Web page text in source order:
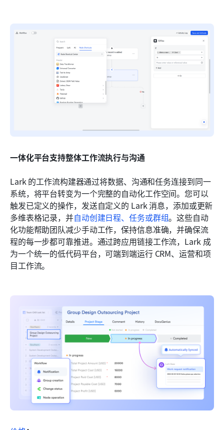
一体化平台支持整体工作流执行与沟通
Lark 的工作流构建器通过将数据、沟通和任务连接到同一
系统，将平台转变为一个完整的自动化工作空间。您可以
触发已定义的操作，发送自定义的 Lark 消息，添加或更新
多维表格记录，并自动创建日程、任务或群组。这些自动
化功能帮助团队减少手动工作，保持信息准确，并确保流
程的每一步都可靠推进。通过跨应用链接工作流，Lark 成
为一个统一的低代码平台，可端到端运行 CRM、运营和项
目工作流。